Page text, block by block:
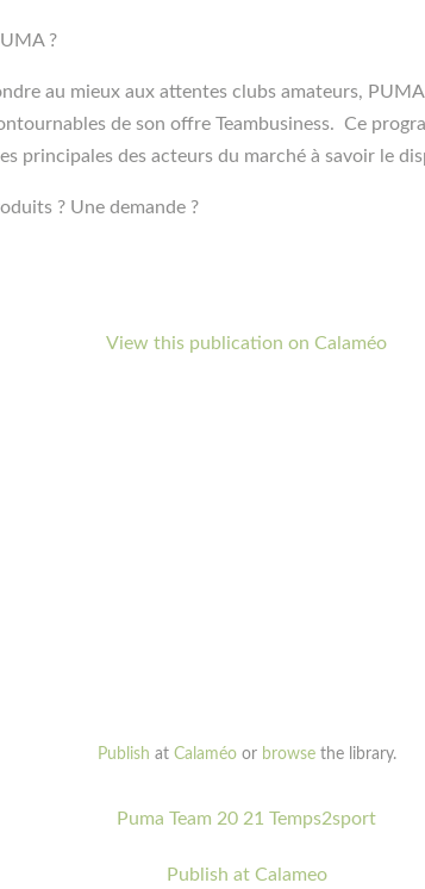
?
au mieux aux attentes clubs amateurs,
de son offre Teambusiness. Ce
principales des acteurs du marché à savoir le
? Une demande ?
View this publication on Calaméo
Publish at Calaméoor browsethe library.
Puma Team 20 21 Temps2sport
Publish at Calameo